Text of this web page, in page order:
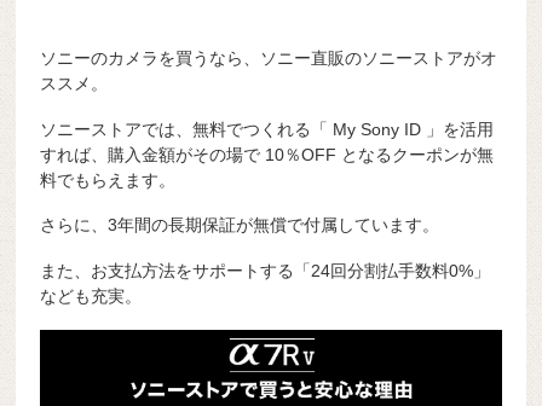
ソニーのカメラを買うなら、ソニー直販のソニーストアがオ
ススメ。
ソニーストアでは、無料でつくれる「 My Sony ID 」を活用
すれば、購入金額がその場で 10％OFF となるクーポンが無
料でもらえます。
さらに、3年間の長期保証が無償で付属しています。
また、お支払方法をサポートする「24回分割払手数料0%」
なども充実。